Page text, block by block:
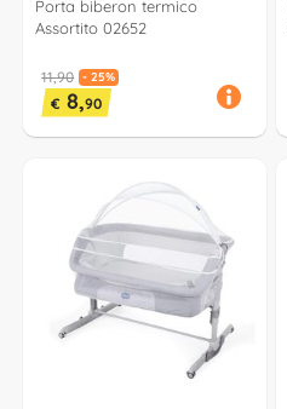
Porta biberon termico
Assortito 02652
11,90 - 25%
€ 8,90